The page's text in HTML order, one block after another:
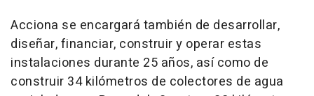
Acciona se encargará también de desarrollar,
diseñar, financiar, construir y operar estas
instalaciones durante 25 años, así como de
construir 34 kilómetros de colectores de agua